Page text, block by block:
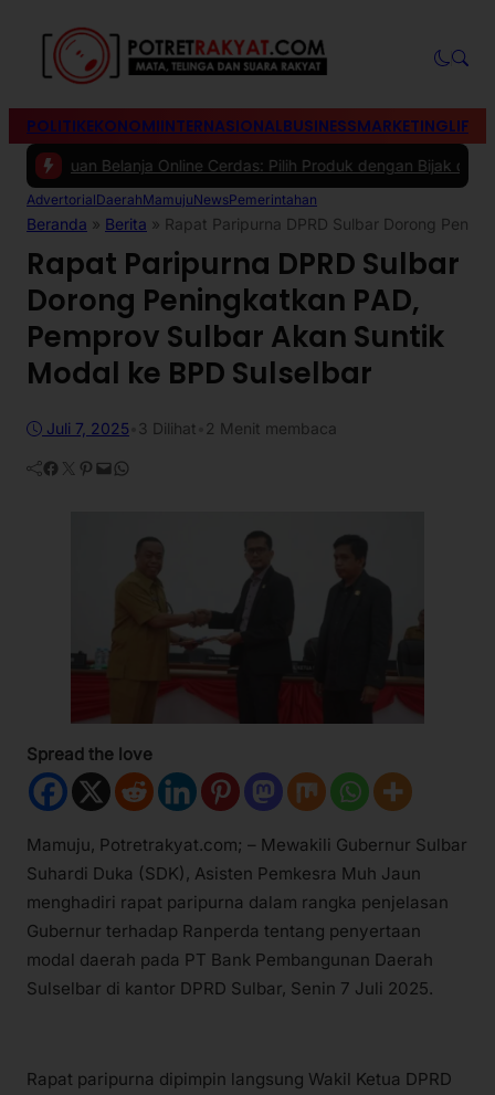
POLITIKEKONOMIINTERNASIONALBUSINESSMARKETING
Belanja Online Cerdas: Pilih Produk dengan Bijak dan Hindari
AdvertorialDaerahMamujuNewsPemerintahan
Beranda » Berita » Rapat Paripurna DPRD Sulbar Dorong
Rapat Paripurna DPRD Sulbar
Dorong Peningkatkan PAD,
Pemprov Sulbar Akan Suntik
Modal ke BPD Sulselbar
Juli 7, 2025 3 Dilihat 2 Menit membaca
Facebook Twitter Pinterest Mail WhatsApp
Spread the love
Mamuju, Potretrakyat.com; – Mewakili Gubernur Sulbar
Suhardi Duka (SDK), Asisten Pemkesra Muh Jaun
menghadiri rapat paripurna dalam rangka penjelasan
Gubernur terhadap Ranperda tentang penyertaan
modal daerah pada PT Bank Pembangunan Daerah
Sulselbar di kantor DPRD Sulbar, Senin 7 Juli 2025.
Rapat paripurna dipimpin langsung Wakil Ketua DPRD